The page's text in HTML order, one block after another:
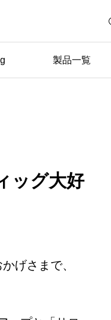
製品一覧
ッグ大好
げさまで、